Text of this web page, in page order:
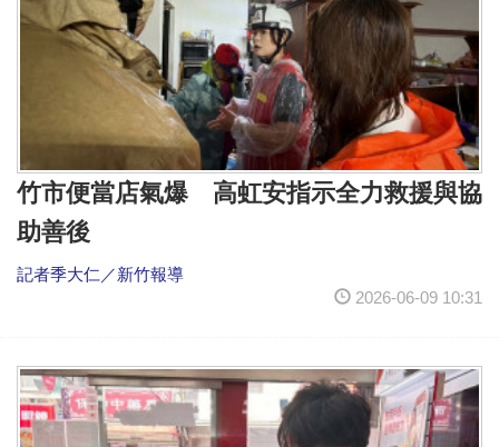
竹市便當店氣爆 高虹安指示全力救援與協
助善後
記者季大仁／新竹報導
2026-06-09 10:31